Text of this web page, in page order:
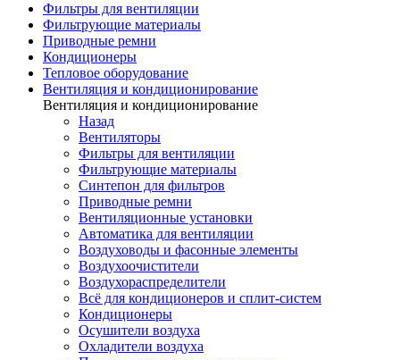
Фильтры для вентиляции
Фильтрующие материалы
Приводные ремни
Кондиционеры
Тепловое оборудование
Вентиляция и кондиционирование
Вентиляция и кондиционирование
Назад
Вентиляторы
Фильтры для вентиляции
Фильтрующие материалы
Синтепон для фильтров
Приводные ремни
Вентиляционные установки
Автоматика для вентиляции
Воздуховоды и фасонные элементы
Воздухоочистители
Воздухораспределители
Всё для кондиционеров и сплит-систем
Кондиционеры
Осушители воздуха
Охладители воздуха